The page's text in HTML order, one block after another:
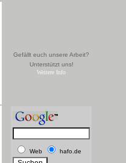
Gefällt euch unsere Arbeit?
Unterstützt uns!
Weitere Info
Web hafo.de